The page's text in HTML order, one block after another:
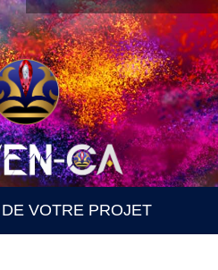
VOTRE PROJET